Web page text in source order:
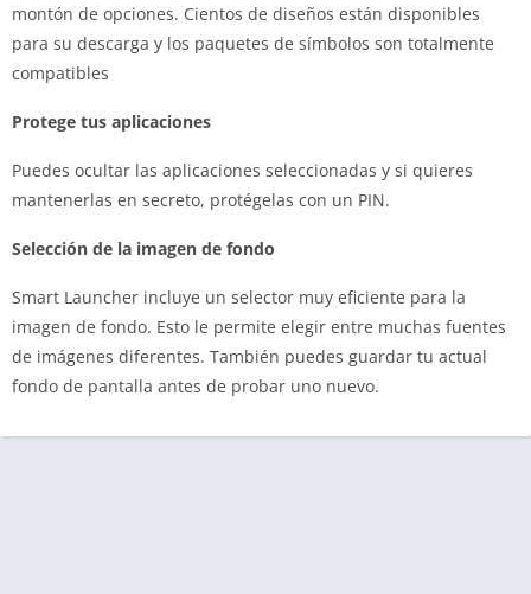
montón de opciones. Cientos de diseños están disponibles
para su descarga y los paquetes de símbolos son totalmente
compatibles
Protege tus aplicaciones
Puedes ocultar las aplicaciones seleccionadas y si quieres
mantenerlas en secreto, protégelas con un PIN.
Selección de la imagen de fondo
Smart Launcher incluye un selector muy eficiente para la
imagen de fondo. Esto le permite elegir entre muchas fuentes
de imágenes diferentes. También puedes guardar tu actual
fondo de pantalla antes de probar uno nuevo.